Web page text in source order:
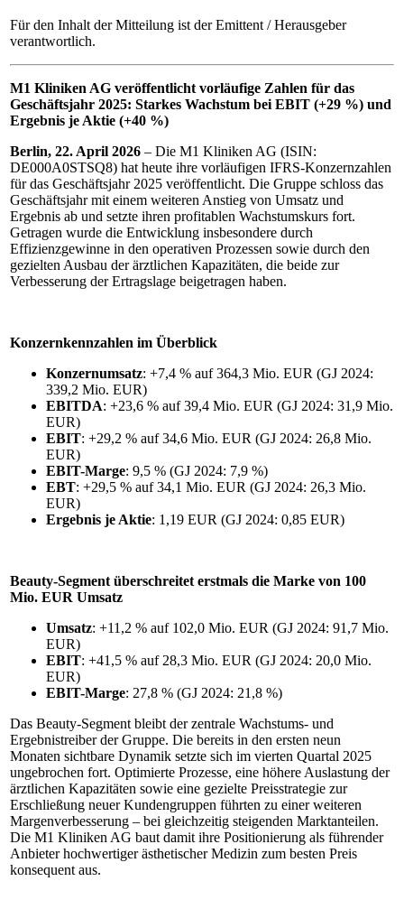
Für den Inhalt der Mitteilung ist der Emittent / Herausgeber
verantwortlich.
M1 Kliniken AG veröffentlicht vorläufige Zahlen für das
Geschäftsjahr 2025: Starkes Wachstum bei EBIT (+29 %) und
Ergebnis je Aktie (+40 %)
Berlin, 22. April 2026 – Die M1 Kliniken AG (ISIN:
DE000A0STSQ8) hat heute ihre vorläufigen IFRS-Konzernzahlen
für das Geschäftsjahr 2025 veröffentlicht. Die Gruppe schloss das
Geschäftsjahr mit einem weiteren Anstieg von Umsatz und
Ergebnis ab und setzte ihren profitablen Wachstumskurs fort.
Getragen wurde die Entwicklung insbesondere durch
Effizienzgewinne in den operativen Prozessen sowie durch den
gezielten Ausbau der ärztlichen Kapazitäten, die beide zur
Verbesserung der Ertragslage beigetragen haben.
Konzernkennzahlen im Überblick
Konzernumsatz: +7,4 % auf 364,3 Mio. EUR (GJ 2024:
339,2 Mio. EUR)
EBITDA: +23,6 % auf 39,4 Mio. EUR (GJ 2024: 31,9 Mio.
EUR)
EBIT: +29,2 % auf 34,6 Mio. EUR (GJ 2024: 26,8 Mio.
EUR)
EBIT-Marge: 9,5 % (GJ 2024: 7,9 %)
EBT: +29,5 % auf 34,1 Mio. EUR (GJ 2024: 26,3 Mio.
EUR)
Ergebnis je Aktie: 1,19 EUR (GJ 2024: 0,85 EUR)
Beauty-Segment überschreitet erstmals die Marke von 100
Mio. EUR Umsatz
Umsatz: +11,2 % auf 102,0 Mio. EUR (GJ 2024: 91,7 Mio.
EUR)
EBIT: +41,5 % auf 28,3 Mio. EUR (GJ 2024: 20,0 Mio.
EUR)
EBIT-Marge: 27,8 % (GJ 2024: 21,8 %)
Das Beauty-Segment bleibt der zentrale Wachstums- und
Ergebnistreiber der Gruppe. Die bereits in den ersten neun
Monaten sichtbare Dynamik setzte sich im vierten Quartal 2025
ungebrochen fort. Optimierte Prozesse, eine höhere Auslastung der
ärztlichen Kapazitäten sowie eine gezielte Preisstrategie zur
Erschließung neuer Kundengruppen führten zu einer weiteren
Margenverbesserung – bei gleichzeitig steigenden Marktanteilen.
Die M1 Kliniken AG baut damit ihre Positionierung als führender
Anbieter hochwertiger ästhetischer Medizin zum besten Preis
konsequent aus.